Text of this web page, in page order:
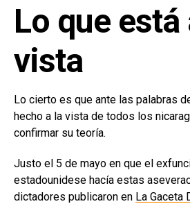
Lo que está
vista
Lo cierto es que ante las palabras
hecho a la vista de todos los
confirmar su teoría.
Justo el 5 de mayo en que el
estadounidese hacía estas
dictadores publicaron en La Gaceta